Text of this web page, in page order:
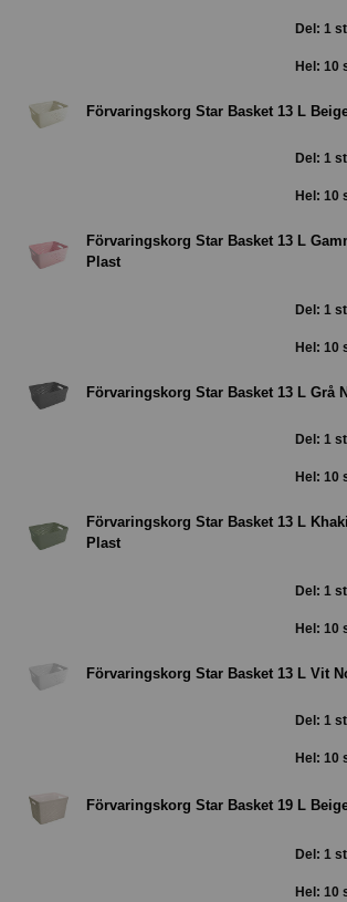
Del: 1 st
Hel: 10
Förvaringskorg Star Basket 13 L
Del: 1 st
Hel: 10
Förvaringskorg Star Basket 13 L
Plast
Del: 1 st
Hel: 10
Förvaringskorg Star Basket 13 L Grå
Del: 1 st
Hel: 10
Förvaringskorg Star Basket 13 L
Plast
Del: 1 st
Hel: 10
Förvaringskorg Star Basket 13 L Vit
Del: 1 st
Hel: 10
Förvaringskorg Star Basket 19 L
Del: 1 st
Hel: 10